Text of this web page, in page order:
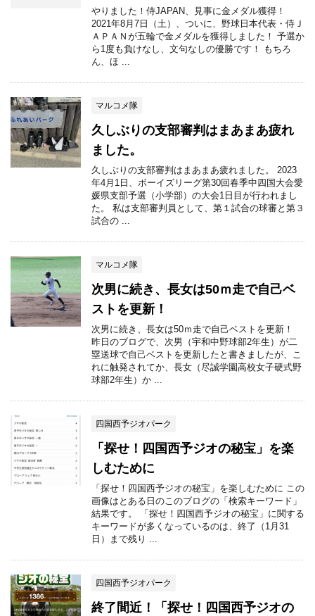
やりました！侍JAPAN、見事に金メダル獲得！
2021年8月7日（土）、ついに、野球日本代表・侍Ｊ
ＡＰＡＮが五輪で金メダルを獲得しました！ 予選か
ら1度も負けなし、文句なしの優勝です！ もちろ
ん、ほ ...
マルコメ隊
久しぶりの支部審判はまあまあ疲れ
ました。
久しぶりの支部審判はまあまあ疲れました。 2023
年4月1日、ボーイズリーグ第30回春季中四国大会愛
媛県支部予選（小学部）の大会1日目が行われまし
た。 私は支部審判員として、第１試合の球審と第３
試合の ...
マルコメ隊
次男に続き、長女は50ｍ走で自己ベ
ストを更新！
次男に続き、長女は50ｍ走で自己ベストを更新！
昨日のブログで、次男（宇和中野球部2年生）が二
塁送球で自己ベストを更新したと書きましたが、こ
れに触発されてか、長女（尽誠学園高校女子硬式野
球部2年生）か ...
四国西予ジオパーク
「探せ！四国西予ジオの秘宝」を楽
しむために
「探せ！四国西予ジオの秘宝」を楽しむために この
画像はとある日のこのブログの「検索キーワード」
結果です。 「探せ！四国西予ジオの秘宝」に関する
キーワードが多くなっているのは、終了（1月31
日）まで残り ...
四国西予ジオパーク
終了間近！「探せ！四国西予ジオの